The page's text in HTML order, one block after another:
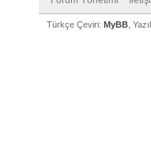
Türkçe Çeviri: MyBB ,